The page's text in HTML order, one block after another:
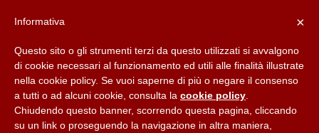
×
Informativa
Questo sito o gli strumenti terzi da questo utilizzati si avvalgono
di cookie necessari al funzionamento ed utili alle finalità illustrate
nella cookie policy. Se vuoi saperne di più o negare il consenso
a tutti o ad alcuni cookie, consulta la cookie policy
Chiudendo questo banner, scorrendo questa pagina, cliccando
su un link o proseguendo la navigazione in altra maniera,